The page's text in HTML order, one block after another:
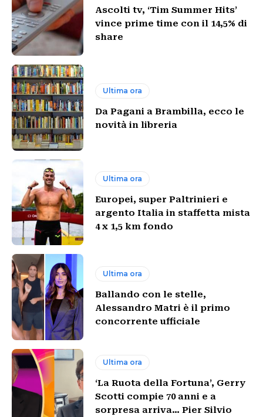
Ascolti tv, ‘Tim Summer Hits’
vince prime time con il 14,5% di
share
Ultima ora
Da Pagani a Brambilla, ecco le
novità in libreria
Ultima ora
Europei, super Paltrinieri e
argento Italia in staffetta mista
4 x 1,5 km fondo
Ultima ora
Ballando con le stelle,
Alessandro Matri è il primo
concorrente ufficiale
Ultima ora
‘La Ruota della Fortuna’, Gerry
Scotti compie 70 anni e a
sorpresa arriva… Pier Silvio